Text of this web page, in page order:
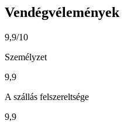
Vendégvélemények
9,9/10
Személyzet
9,9
A szállás felszereltsége
9,9